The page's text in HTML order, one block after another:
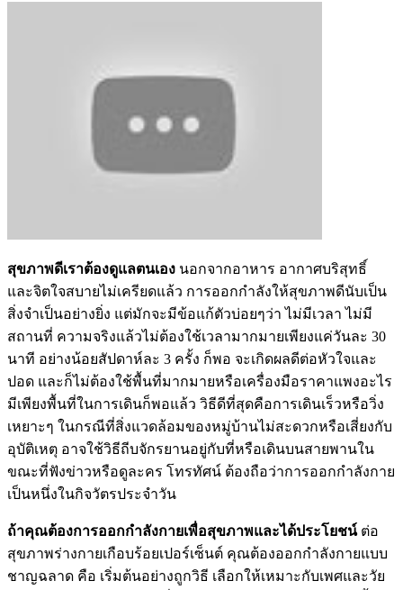
สุขภาพดีเราต้องดูแลตนเอง นอกจากอาหาร อากาศบริสุทธิ์
และจิตใจสบายไม่เครียดแล้ว การออกกำลังให้สุขภาพดีนับเป็น
สิ่งจำเป็นอย่างยิ่ง แต่มักจะมีข้อแก้ตัวบ่อยๆว่า ไม่มีเวลา ไม่มี
สถานที่ ความจริงแล้วไม่ต้องใช้เวลามากมายเพียงแค่วันละ 30
นาที อย่างน้อยสัปดาห์ละ 3 ครั้ง ก็พอ จะเกิดผลดีต่อหัวใจและ
ปอด และก็ไม่ต้องใช้พื้นที่มากมายหรือเครื่องมือราคาแพงอะไร
มีเพียงพื้นที่ในการเดินก็พอแล้ว วิธีดีที่สุดคือการเดินเร็วหรือวิ่ง
เหยาะๆ ในกรณีที่สิ่งแวดล้อมของหมู่บ้านไม่สะดวกหรือเสี่ยงกับ
อุบัติเหตุ อาจใช้วิธีถีบจักรยานอยู่กับที่หรือเดินบนสายพานใน
ขณะที่ฟังข่าวหรือดูละคร โทรทัศน์ ต้องถือว่าการออกกำลังกาย
เป็นหนึ่งในกิจวัตรประจำวัน
ถ้าคุณต้องการออกกำลังกายเพื่อสุขภาพและได้ประโยชน์ต่อ
สุขภาพร่างกายเกือบร้อยเปอร์เซ็นต์ คุณต้องออกกำลังกายแบบ
ชาญฉลาด คือ เริ่มต้นอย่างถูกวิธี เลือกให้เหมาะกับเพศและวัย